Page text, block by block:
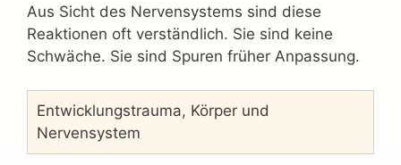
Aus Sicht des Nervensystems sind diese
Reaktionen oft verständlich. Sie sind keine
Schwäche. Sie sind Spuren früher Anpassung.
Entwicklungstrauma, Körper und
Nervensystem